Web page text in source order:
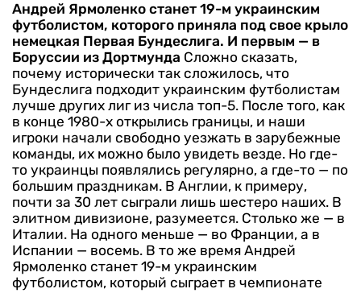
Андрей Ярмоленко станет 19-м украинским
футболистом, которого приняла под свое крыло
немецкая Первая Бундеслига. И первым — в
Боруссии из Дортмунда Сложно сказать,
почему исторически так сложилось, что
Бундеслига подходит украинским футболистам
лучше других лиг из числа топ-5. После того, как
в конце 1980-х открылись границы, и наши
игроки начали свободно уезжать в зарубежные
команды, их можно было увидеть везде. Но где-
то украинцы появлялись регулярно, а где-то — по
большим праздникам. В Англии, к примеру,
почти за 30 лет сыграли лишь шестеро наших. В
элитном дивизионе, разумеется. Столько же — в
Италии. На одного меньше — во Франции, а в
Испании — восемь. В то же время Андрей
Ярмоленко станет 19-м украинским
футболистом, который сыграет в чемпионате